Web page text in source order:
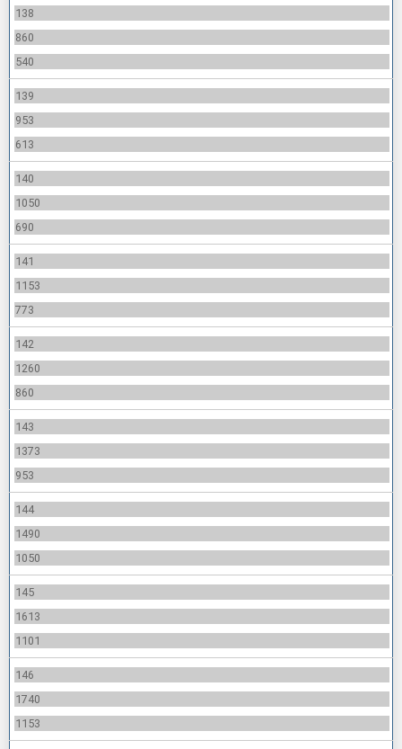
138
860
540
139
953
613
140
1050
690
141
1153
773
142
1260
860
143
1373
953
144
1490
1050
145
1613
1101
146
1740
1153